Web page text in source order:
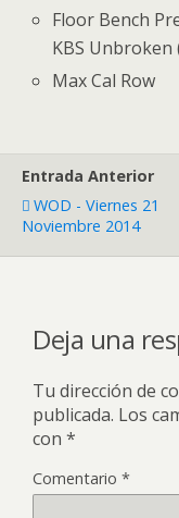
Floor Bench
KBS Unbroken
Max Cal Row
Entrada Anterior
WOD - Viernes 21
Noviembre 2014
Deja una
Tu dirección de
publicada. Los
con *
Comentario *